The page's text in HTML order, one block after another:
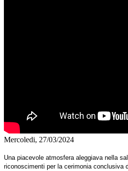
Mercoledi, 27/03/2024
Una piacevole atmosfera aleggiava nella
riconoscimenti per la cerimonia conclusiva